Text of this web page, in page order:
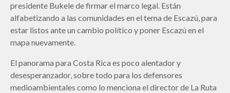
presidente Bukele de firmar el marco legal. Están
alfabetizando a las comunidades en el tema de Escazú, para
estar listos ante un cambio político y poner Escazú en el
mapa nuevamente.
El panorama para Costa Rica es poco alentador y
desesperanzador, sobre todo para los defensores
medioambientales como lo menciona el director de La Ruta